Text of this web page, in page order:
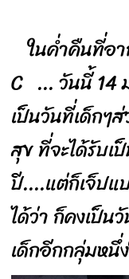
ในค่ำคืนที่อ
C ... วันนี้ 14
เป็นวันที่เด็กๆ
สุข ที่จะได้รับเ
ปี....แต่ก็เจ็ปแ
ได้ว่า ก็คงเป็น
เด็กอีกกลุ่มหนึ่